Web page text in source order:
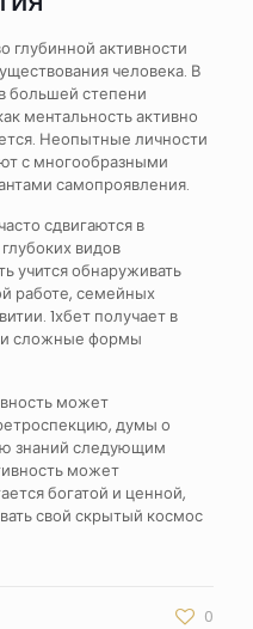
глубинной активности
человека. В
большей степени
ментальность активно
Неопытные личности
с многообразными
самопроявления.
сдвигаются в
видов
учится обнаруживать
работе, семейных
1хбет получает в
и сложные формы
может
думы о
знаний следующим
может
богатой и ценной,
свой скрытый космос
0